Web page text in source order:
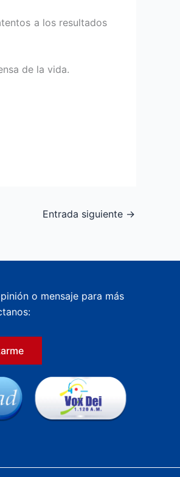
a los resultados
de la vida.
Entrada siguiente →
o mensaje para más